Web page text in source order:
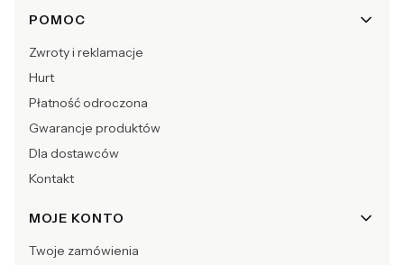
POMOC
Zwroty i reklamacje
Hurt
Płatność odroczona
Gwarancje produktów
Dla dostawców
Kontakt
MOJE KONTO
Twoje zamówienia